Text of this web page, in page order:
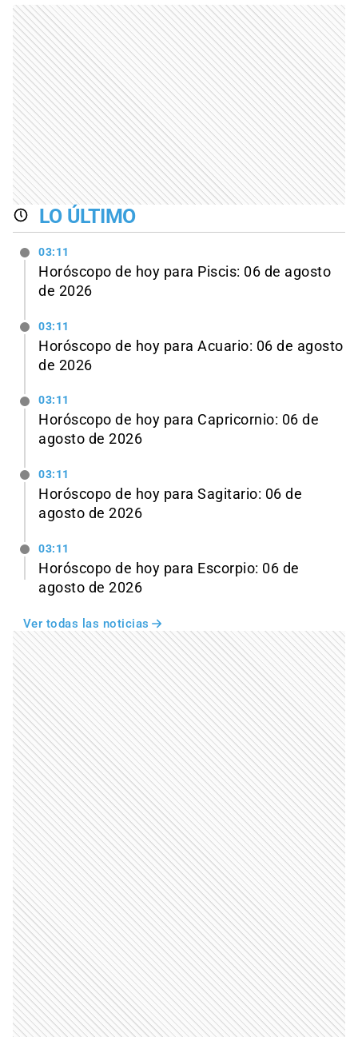
LO ÚLTIMO
03:11
Horóscopo de hoy para Piscis: 06 de agosto
de 2026
03:11
Horóscopo de hoy para Acuario: 06 de agosto
de 2026
03:11
Horóscopo de hoy para Capricornio: 06 de
agosto de 2026
03:11
Horóscopo de hoy para Sagitario: 06 de
agosto de 2026
03:11
Horóscopo de hoy para Escorpio: 06 de
agosto de 2026
Ver todas las noticias